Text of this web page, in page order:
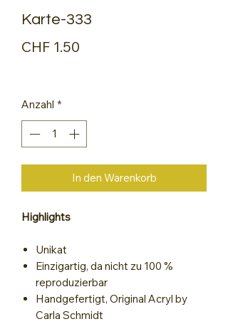
Karte-333
CHF 1.50
Anzahl *
In den Warenkorb
Highlights
Unikat
Einzigartig, da nicht zu 100 %
reproduzierbar
Handgefertigt, Original Acryl by
Carla Schmidt